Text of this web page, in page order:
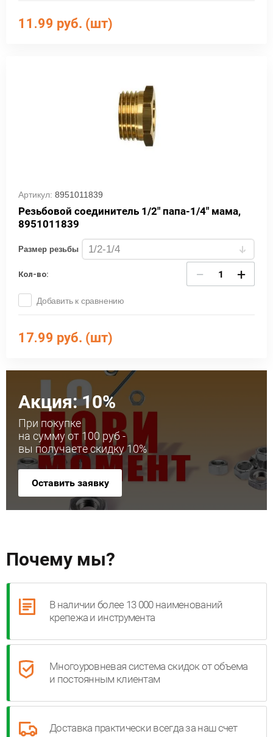
Акция: 10%
При покупке
на сумму от 100 руб -
вы получаете скидку 10%
Оставить заявку
Почему мы?
В наличии более 13 000 наименований
крепежа и инструмента
Многоуровневая система скидок от объема
и постоянным клиентам
Доставка практически всегда за наш счет
11.99 руб. (шт)
Артикул: 8951011839
Резьбовой соединитель 1/2" папа-1/4" мама,
8951011839
Размер резьбы
Кол-во: − +
Добавить к сравнению
17.99 руб. (шт)